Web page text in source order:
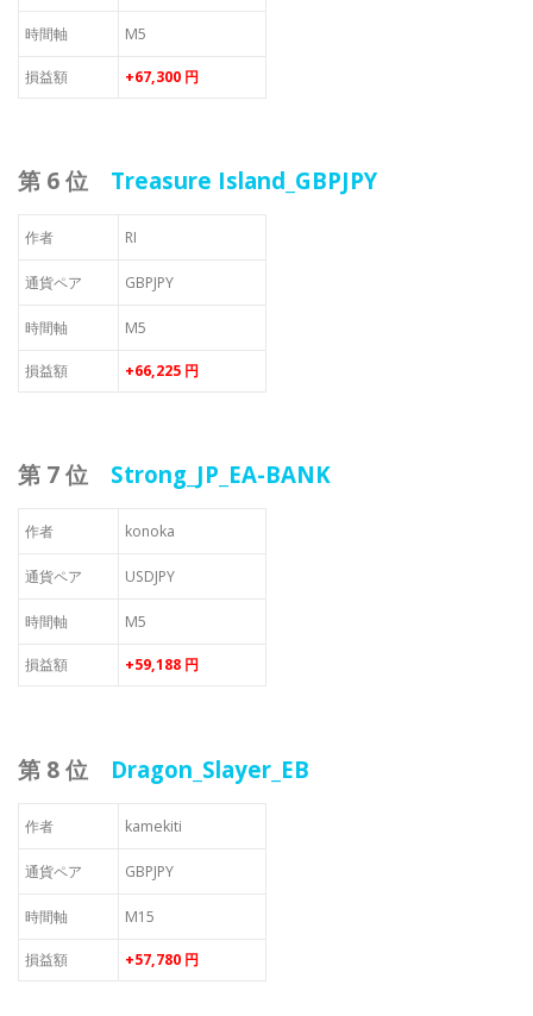
時間軸 M5
損益額 +67,300 円
第 6 位 Treasure Island_GBPJPY
作者 RI
通貨ペア GBPJPY
時間軸 M5
損益額 +66,225 円
第 7 位 Strong_JP_EA-BANK
作者 konoka
通貨ペア USDJPY
時間軸 M5
損益額 +59,188 円
第 8 位 Dragon_Slayer_EB
作者 kamekiti
通貨ペア GBPJPY
時間軸 M15
損益額 +57,780 円